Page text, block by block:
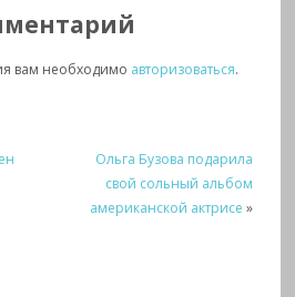
вам необходимо авторизоваться.
Ольга Бузова подарила
свой сольный альбом
американской актрисе »